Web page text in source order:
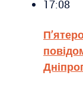
17:08